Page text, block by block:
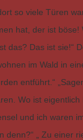
so viele Türen
hat, der ist
das? Das ist sie!“
im Wald in
entführt.“
Wo ist eigentlich
und ich waren
denn?“ „ Zu einer